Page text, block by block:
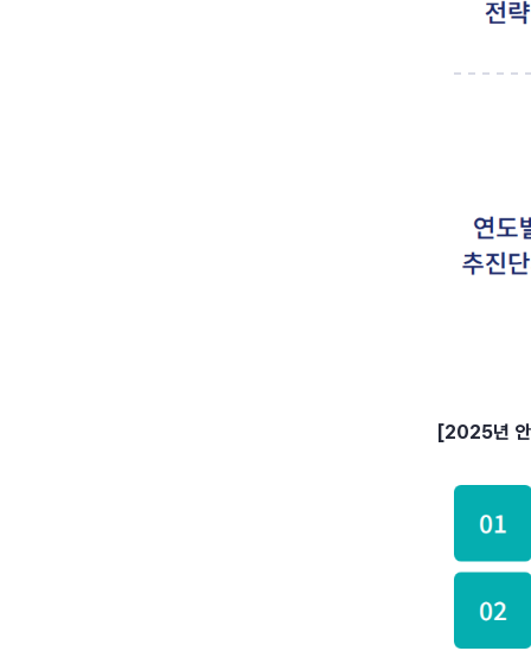
[2025년 안